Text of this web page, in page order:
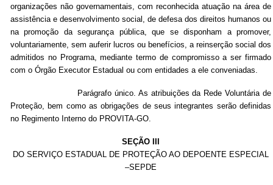
organizações não governamentais, com reconhecida atuação na área de
assistência e desenvolvimento social, de defesa dos direitos humanos ou
na promoção da segurança pública, que se disponham a promover,
voluntariamente, sem auferir lucros ou benefícios, a reinserção social dos
admitidos no Programa, mediante termo de compromisso a ser firmado
com o Órgão Executor Estadual ou com entidades a ele conveniadas.
Parágrafo único. As atribuições da Rede Voluntária de
Proteção, bem como as obrigações de seus integrantes serão definidas
no Regimento Interno do PROVITA-GO.
SEÇÃO III
DO SERVIÇO ESTADUAL DE PROTEÇÃO AO DEPOENTE ESPECIAL
–SEPDE